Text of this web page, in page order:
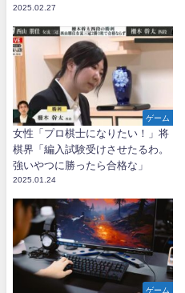
2025.02.27
ゲーム
女性「プロ棋士になりたい！」将
棋界「編入試験受けさせたるわ。
強いやつに勝ったら合格な」
2025.01.24
ゲーム